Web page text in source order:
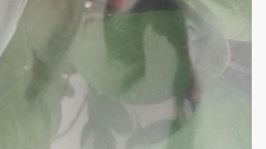
Bâches de protection contre la pluie
et couvertures, couverture en
plastique d'arbre fruitier, stockage de
grain, film de serre chaude, couverture